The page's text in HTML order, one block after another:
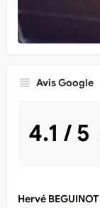
Avis Google
4.1 / 5
Hervé BEGUINOT